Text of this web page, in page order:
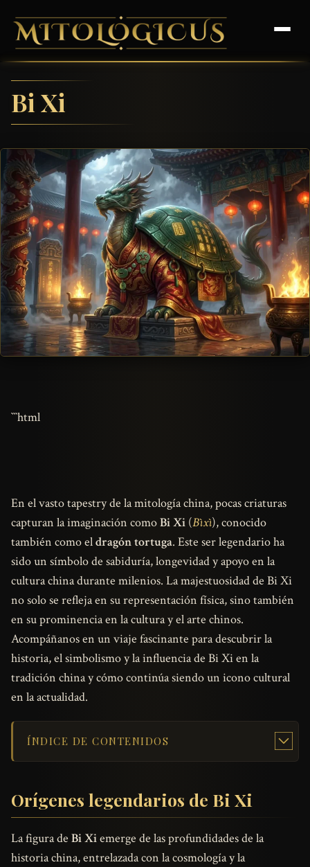
Bi Xi
```html
En el vasto tapestry de la mitología china, pocas criaturas
capturan la imaginación comoBi Xi (Bìxì), conocido
también como eldragón tortuga. Este ser legendario ha
sido un símbolo de sabiduría, longevidad y apoyo en la
cultura china durante milenios. La majestuosidad de Bi Xi
no solo se refleja en su representación física, sino también
en su prominencia en la cultura y el arte chinos.
Acompáñanos en un viaje fascinante para descubrir la
historia, el simbolismo y la influencia de Bi Xi en la
tradición china y cómo continúa siendo un icono cultural
en la actualidad.
ÍNDICE DE CONTENIDOS
Orígenes legendarios de Bi Xi
La figura de Bi Xiemerge de las profundidades de la
historia china, entrelazada con la cosmología y la